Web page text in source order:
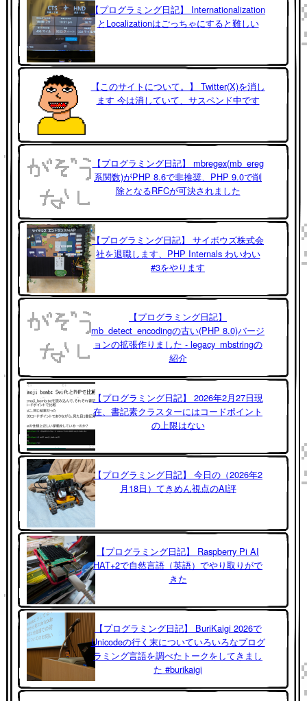
【プログラミング日記】 Internationalization
とLocalizationはごっちゃにすると難しい
【このサイトについて。】 Twitter(X)を消し
ます 今は消していて、サスペンド中です
【プログラミング日記】 mbregex(mb_ereg
系関数)がPHP 8.6で非推奨、PHP 9.0で削
除となるRFCが可決されました
【プログラミング日記】 サイボウズ株式会
社を退職します、PHP Internals わいわい
#3をやります
【プログラミング日記】
mb_detect_encodingの古い(PHP 8.0)バージ
ョンの拡張作りました - legacy_mbstringの
紹介
【プログラミング日記】 2026年2月27日現
在、書記素クラスターにはコードポイント
の上限はない
【プログラミング日記】 今日の（2026年2
月18日）てきめん視点のAI評
【プログラミング日記】 Raspberry Pi AI
HAT+2で自然言語（英語）でやり取りがで
きた
【プログラミング日記】 BuriKaigi 2026で
Unicodeの行く末についていろいろなプログ
ラミング言語を調べたトークをしてきまし
た #burikaigi